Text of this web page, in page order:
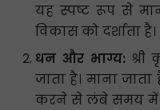
यह स्पष्ट रूप से
विकास को दर्शाता है।
धन और भाग्य:
जाता है। माना
करने से लंबे समय में